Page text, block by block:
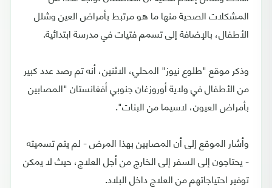
المشكلات الصحية منها ما هو مرتبط بأمراض العين وشلل
الأطفال، بالإضافة إلى تسمم فتيات في مدرسة ابتدائية.
وذكر موقع "طلوع نيوز" المحلي، الاثنين، أنه تم رصد عدد كبير
من الأطفال في ولاية أوروزغان جنوبي أفغانستان "المصابين
بأمراض العيون، لاسيما من البنات".
وأشار الموقع إلى أن المصابين بهذا المرض - لم يتم تسميته
- يحتاجون إلى السفر إلى الخارج من أجل العلاج، حيث لا يمكن
توفير احتياجاتهم من العلاج داخل البلاد.